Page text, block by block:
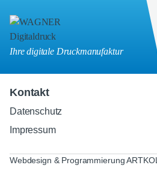
Ihre digitale Druckmanufaktur
Kontakt
Datenschutz
Impressum
Webdesign & Programmierung